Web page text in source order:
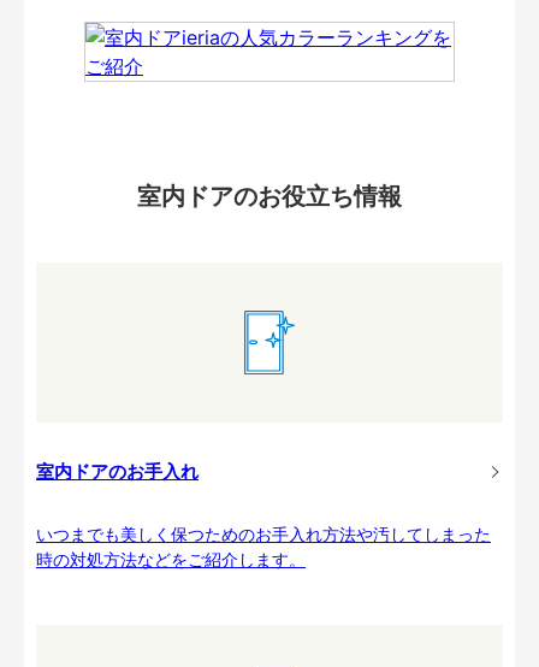
室内ドアのお役立ち情報
室内ドアのお手入れ
いつまでも美しく保つためのお手入れ方法や汚してしまった
時の対処方法などをご紹介します。